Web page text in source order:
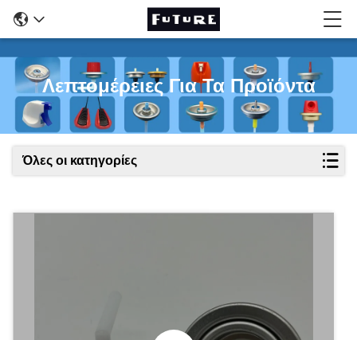
Λεπτομέρειες Για Τα Προϊόντα
Όλες οι κατηγορίες